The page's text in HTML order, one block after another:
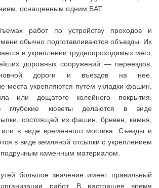
оснащенным одним БАТ.
работ по устройству проходов и
обычно подготавливаются объезды. Их
в укреплении труднопроходимых мест,
дорожных сооружений — переездов,
дороги и въездов на нее.
места укрепляются путем укладки фашин,
или дощатого колейного покрытия.
глубокие кюветы делаются в виде
состоящей из фашин, бревен, камня,
в виде временного мостика. Съезды и
в виде земляной отсыпки с укреплением
каменным материалом.
большое значение имеет правильный
работ. В настоящее время